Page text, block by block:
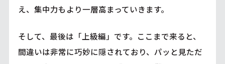
え、集中力もより一層高まっていきます。
そして、最後は「上級編」です。ここまで来ると、
間違いは非常に巧妙に隠されており、パッと見ただ